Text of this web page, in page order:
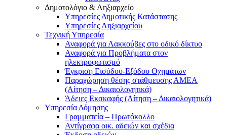
Δημοτολόγιο & Ληξιαρχείο
Υπηρεσίες Δημοτικής Κατάστασης
Υπηρεσίες Ληξιαρχείου
Τεχνική Υπηρεσία
Αναφορά για Λακκούβες στο οδικό δίκτυο
Αναφορά για Προβλήματα στον
ηλεκτροφωτισμό
Έγκριση Εισόδου-Εξόδου Οχημάτων
Παραχώρηση θέσης στάθμευσης ΑΜΕΑ
(Αίτηση – Δικαιολογητικά)
Άδειες Εκσκαφής (Αίτηση – Δικαιολογητικά)
Υπηρεσία Δόμησης
Γραμματεία – Πρωτόκολλο
Αντίγραφα οικ. αδειών και σχέδια